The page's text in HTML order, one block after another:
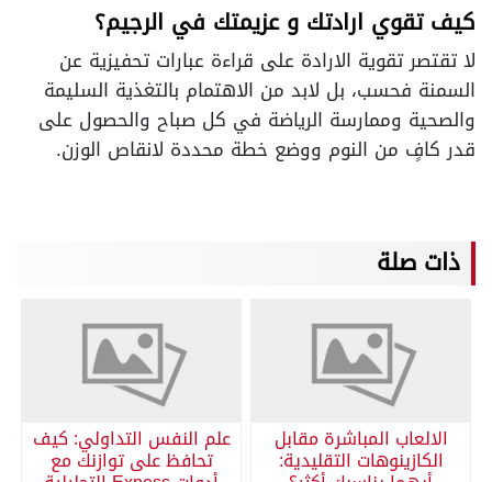
كيف تقوي ارادتك و عزيمتك في الرجيم؟
لا تقتصر تقوية الارادة على قراءة عبارات تحفيزية عن
السمنة فحسب، بل لابد من الاهتمام بالتغذية السليمة
والصحية وممارسة الرياضة في كل صباح والحصول على
قدر كافٍ من النوم ووضع خطة محددة لانقاص الوزن.
ذات صلة
الالعاب المباشرة مقابل
الكازينوهات التقليدية:
علم النفس التداولي: كيف
تحافظ على توازنك مع